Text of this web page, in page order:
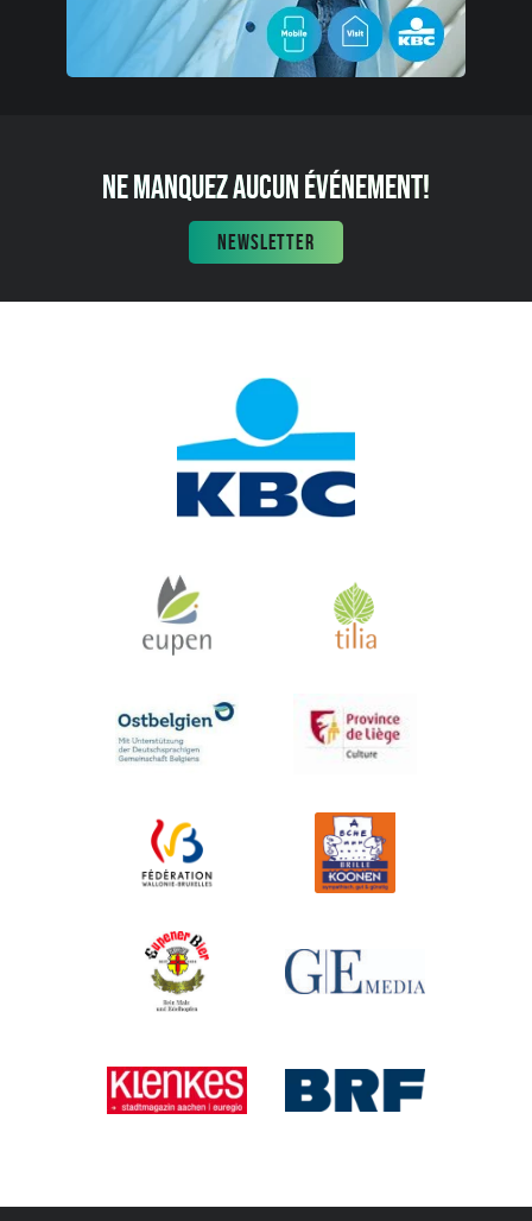
NE MANQUEZ AUCUN ÉVÉNEMENT!
NEWSLETTER